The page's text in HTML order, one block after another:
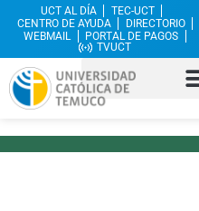
UCT AL DÍA
TEC-UCT
CENTRO DE AYUDA
DIRECTORIO
WEBMAIL
PORTAL DE PAGOS
TVUCT